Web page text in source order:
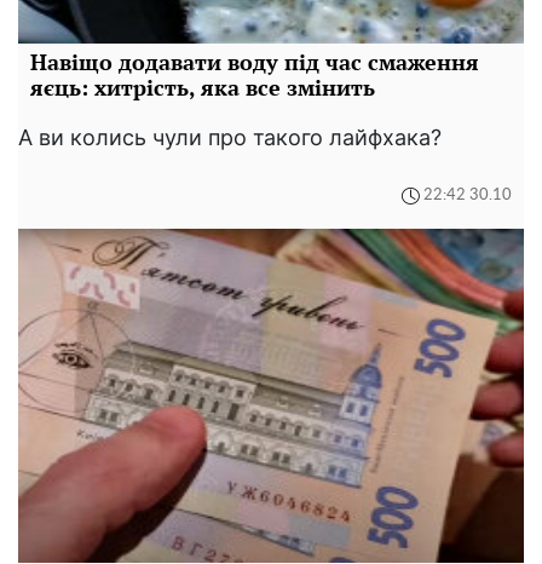
Навіщо додавати воду під час смаження
яєць: хитрість, яка все змінить
А ви колись чули про такого лайфхака?
22:42 30.10